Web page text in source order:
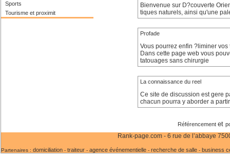
Sports
Tourisme et proximit
Bienvenue sur D?couverte
tiques naturels, ainsi qu'une
Profade
Vous pourrez enfin ?liminer
Dans cette page web vous
tatouages sans chirurgie
La connaissance du reel
Ce site de discussion est gere
chacun pourra y aborder a
Référencement et
Rank-page.com - 6 rue de l’abbaye
Partenaires : domiciliation - traiteur - agence événementielle - recherche de salle - business